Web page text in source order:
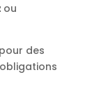
ou
des